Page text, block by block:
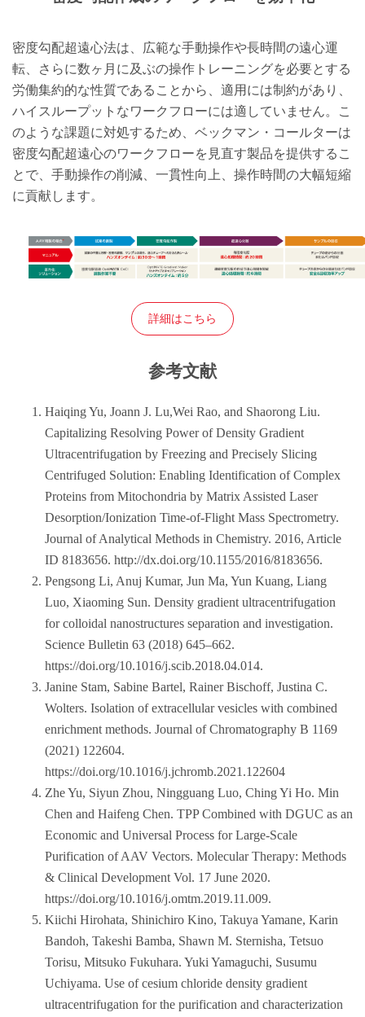
密度勾配超遠心法は、広範な手動操作や長時間の遠心運
転、さらに数ヶ月に及ぶの操作トレーニングを必要とする
労働集約的な性質であることから、適用には制約があり、
ハイスループットなワークフローには適していません。こ
のような課題に対処するため、ベックマン・コールターは
密度勾配超遠心のワークフローを見直す製品を提供するこ
とで、手動操作の削減、一貫性向上、操作時間の大幅短縮
に貢献します。
詳細はこちら
参考文献
Haiqing Yu, Joann J. Lu,Wei Rao, and Shaorong Liu.
Capitalizing Resolving Power of Density Gradient
Ultracentrifugation by Freezing and Precisely Slicing
Centrifuged Solution: Enabling Identification of Complex
Proteins from Mitochondria by Matrix Assisted Laser
Desorption/Ionization Time-of-Flight Mass Spectrometry.
Journal of Analytical Methods in Chemistry. 2016, Article
ID 8183656. http://dx.doi.org/10.1155/2016/8183656.
Pengsong Li, Anuj Kumar, Jun Ma, Yun Kuang, Liang
Luo, Xiaoming Sun. Density gradient ultracentrifugation
for colloidal nanostructures separation and investigation.
Science Bulletin 63 (2018) 645–662.
https://doi.org/10.1016/j.scib.2018.04.014.
Janine Stam, Sabine Bartel, Rainer Bischoff, Justina C.
Wolters. Isolation of extracellular vesicles with combined
enrichment methods. Journal of Chromatography B 1169
(2021) 122604.
https://doi.org/10.1016/j.jchromb.2021.122604
Zhe Yu, Siyun Zhou, Ningguang Luo, Ching Yi Ho. Min
Chen and Haifeng Chen. TPP Combined with DGUC as an
Economic and Universal Process for Large-Scale
Purification of AAV Vectors. Molecular Therapy: Methods
& Clinical Development Vol. 17 June 2020.
https://doi.org/10.1016/j.omtm.2019.11.009.
Kiichi Hirohata, Shinichiro Kino, Takuya Yamane, Karin
Bandoh, Takeshi Bamba, Shawn M. Sternisha, Tetsuo
Torisu, Mitsuko Fukuhara. Yuki Yamaguchi, Susumu
Uchiyama. Use of cesium chloride density gradient
ultracentrifugation for the purification and characterization